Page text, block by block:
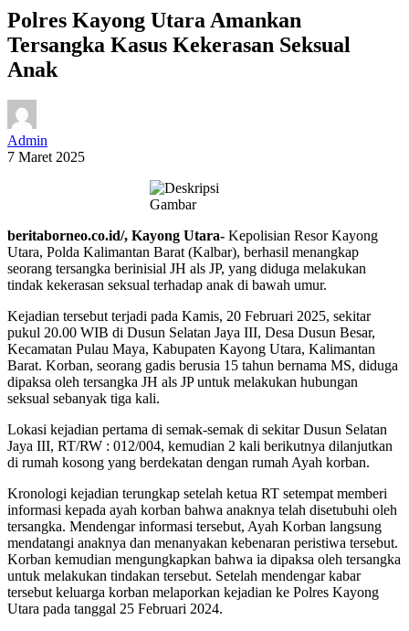
Polres Kayong Utara Amankan
Tersangka Kasus Kekerasan Seksual
Anak
Admin
7 Maret 2025
beritaborneo.co.id/, Kayong Utara- Kepolisian Resor Kayong
Utara, Polda Kalimantan Barat (Kalbar), berhasil menangkap
seorang tersangka berinisial JH als JP, yang diduga melakukan
tindak kekerasan seksual terhadap anak di bawah umur.
Kejadian tersebut terjadi pada Kamis, 20 Februari 2025, sekitar
pukul 20.00 WIB di Dusun Selatan Jaya III, Desa Dusun Besar,
Kecamatan Pulau Maya, Kabupaten Kayong Utara, Kalimantan
Barat. Korban, seorang gadis berusia 15 tahun bernama MS, diduga
dipaksa oleh tersangka JH als JP untuk melakukan hubungan
seksual sebanyak tiga kali.
Lokasi kejadian pertama di semak-semak di sekitar Dusun Selatan
Jaya III, RT/RW : 012/004, kemudian 2 kali berikutnya dilanjutkan
di rumah kosong yang berdekatan dengan rumah Ayah korban.
Kronologi kejadian terungkap setelah ketua RT setempat memberi
informasi kepada ayah korban bahwa anaknya telah disetubuhi oleh
tersangka. Mendengar informasi tersebut, Ayah Korban langsung
mendatangi anaknya dan menanyakan kebenaran peristiwa tersebut.
Korban kemudian mengungkapkan bahwa ia dipaksa oleh tersangka
untuk melakukan tindakan tersebut. Setelah mendengar kabar
tersebut keluarga korban melaporkan kejadian ke Polres Kayong
Utara pada tanggal 25 Februari 2024.